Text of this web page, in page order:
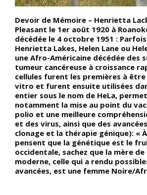
Devoir de Mémoire – Henrietta
Pleasant le 1er août 1920 à
décédée le 4 octobre 1951 :
Henrietta Lakes, Helen Lane ou
une Afro-Américaine décédée des
tumeur cancéreuse à croissance
cellules furent les premières à
vitro et furent ensuite utilisées
entier sous le nom de HeLa,
notamment la mise au point du
polio et une meilleure
et des virus, ainsi que des
clonage et la thérapie génique): «
pensent que la génétique est le
occidentale, sachez que la mère
moderne, celle qui a rendu
avancées, est une femme Noire/